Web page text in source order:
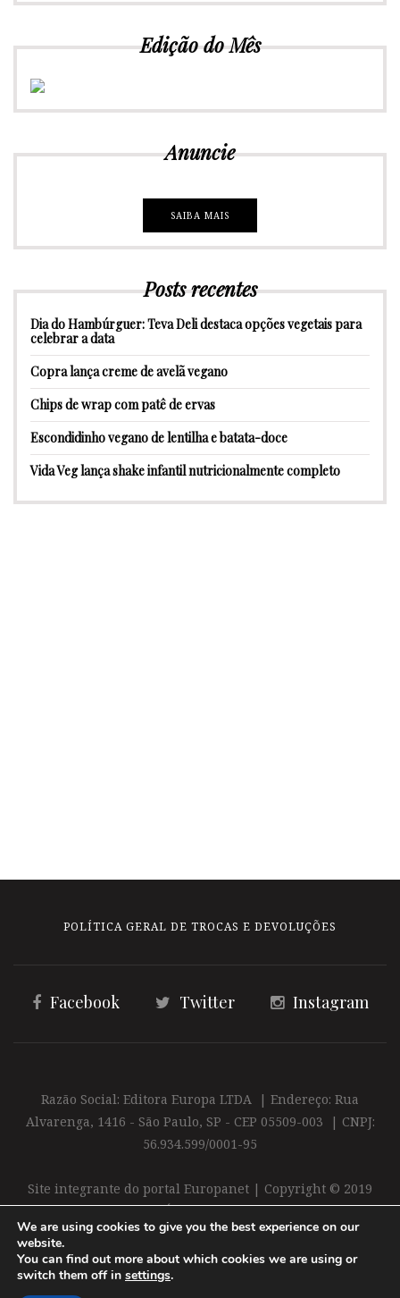
Edição do Mês
Anuncie
SAIBA MAIS
Posts recentes
Dia do Hambúrguer: Teva Deli destaca opções vegetais para
celebrar a data
Copra lança creme de avelã vegano
Chips de wrap com patê de ervas
Escondidinho vegano de lentilha e batata-doce
Vida Veg lança shake infantil nutricionalmente completo
POLÍTICA GERAL DE TROCAS E DEVOLUÇÕES
Facebook Twitter Instagram
Razão Social: Editora Europa LTDA | Endereço: Rua
Alvarenga, 1416 - São Paulo, SP - CEP 05509-003 | CNPJ:
56.934.599/0001-95
Site integrante do portal Europanet | Copyright © 2019
Editora Europa Ltda. É proibida a reprodução total ou
parcial do conteúdo deste site
We are using cookies to give you the best experience on our
website.
You can find out more about which cookies we are using or
switch them off in settings.